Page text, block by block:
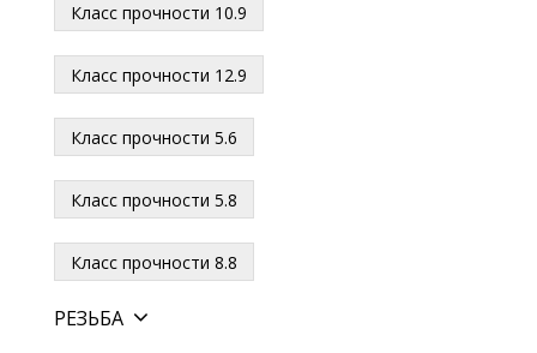
Класс прочности 10.9
Класс прочности 12.9
Класс прочности 5.6
Класс прочности 5.8
Класс прочности 8.8
РЕЗЬБА